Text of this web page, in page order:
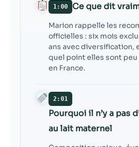
1:00 Ce que dit
Marion rappelle les
officielles : six mois
ans avec diversification,
quel point elles sont
en France.
2:01
Pourquoi il n’y a pas
au lait maternel